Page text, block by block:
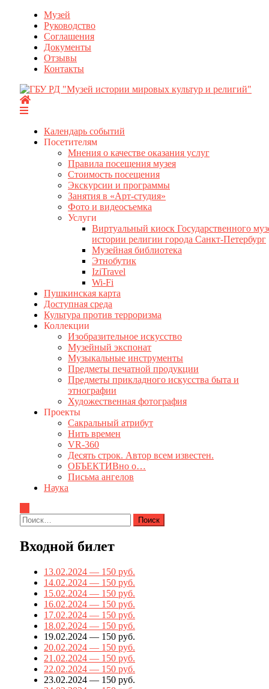
Перейти
содержимому
Музей
Руководство
Соглашения
Документы
Отзывы
Контакты
Календарь событий
Посетителям
Мнения о качестве оказания услуг
Правила посещения музея
Стоимость посещения
Экскурсии и программы
Занятия в «Арт-студия»
Фото и видеосъемка
Услуги
Виртуальный киоск Государственного
истории религии города Санкт-Петербург
Музейная библиотека
Этнобутик
IziTravel
Wi-Fi
Пушкинская карта
Доступная среда
Культура против терроризма
Коллекции
Изобразительное искусство
Музейный экспонат
Музыкальные инструменты
Предметы печатной продукции
Предметы прикладного искусства быта и
этнографии
Художественная фотография
Проекты
Сакральный атрибут
Нить времен
VR-360
Десять строк. Автор всем известен.
ОБЪЕКТИВно о…
Письма ангелов
Наука
Найти:
Входной билет
13.02.2024 — 150 руб.
14.02.2024 — 150 руб.
15.02.2024 — 150 руб.
16.02.2024 — 150 руб.
17.02.2024 — 150 руб.
18.02.2024 — 150 руб.
19.02.2024 — 150 руб.
20.02.2024 — 150 руб.
21.02.2024 — 150 руб.
22.02.2024 — 150 руб.
23.02.2024 — 150 руб.